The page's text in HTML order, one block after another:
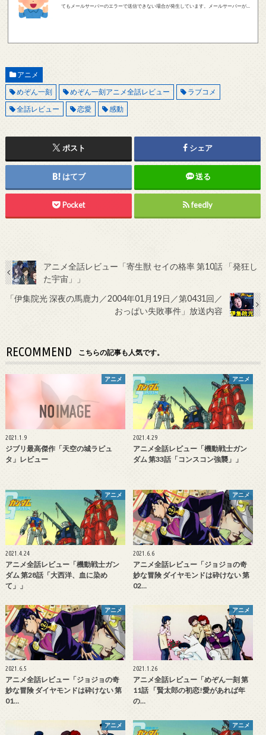
てもメールサーバーのエラーで送信できない場合が発生しています。メールサーバーが正
アニメ
めぞん一刻
めぞん一刻アニメ全話レビュー
ラブコメ
全話レビュー
恋愛 感動
ポスト シェア
はてブ 送る
Pocket feedly
アニメ全話レビュー「寄生獣 セイの格率 第10話 「発狂し
た宇宙」」
「伊集院光 深夜の馬鹿力／2004年01月19日／第0431回／
おっぱい失敗事件」放送内容
RECOMMEND こちらの記事も人気です。
アニメ
2021.1.9
ジブリ最高傑作「天空の城ラピュ
タ」レビュー
アニメ
2021.4.29
アニメ全話レビュー「機動戦士ガン
ダム 第33話「コンスコン強襲」」
アニメ
2021.4.24
アニメ全話レビュー「機動戦士ガン
ダム 第28話「大西洋、血に染め
て」」
アニメ
2021.6.6
アニメ全話レビュー「ジョジョの奇
妙な冒険 ダイヤモンドは砕けない 第
02…
アニメ
2021.6.5
アニメ全話レビュー「ジョジョの奇
妙な冒険 ダイヤモンドは砕けない 第
01…
アニメ
2021.1.26
アニメ全話レビュー「めぞん一刻 第
11話 「賢太郎の初恋!愛があれば年
の…
アニメ アニメ